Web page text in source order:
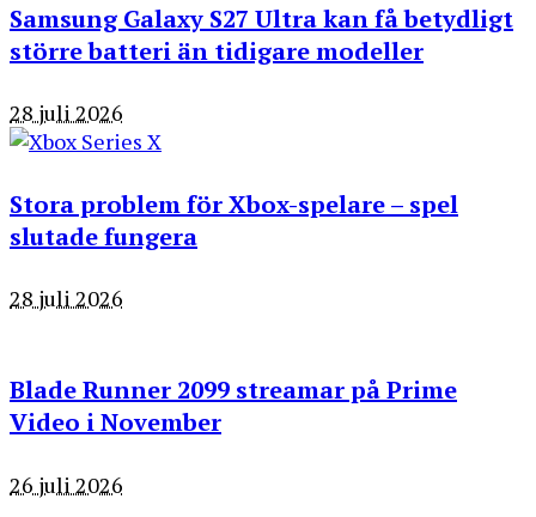
Samsung Galaxy S27 Ultra kan få betydligt
större batteri än tidigare modeller
28 juli 2026
Stora problem för Xbox-spelare – spel
slutade fungera
28 juli 2026
Blade Runner 2099 streamar på Prime
Video i November
26 juli 2026